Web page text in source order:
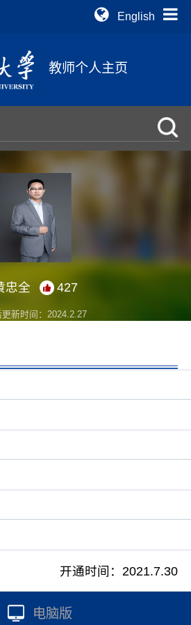
English
教师个人主页
忠全 427
新时间： 2024.2.27
开通时间： 2021.7.30
电脑版